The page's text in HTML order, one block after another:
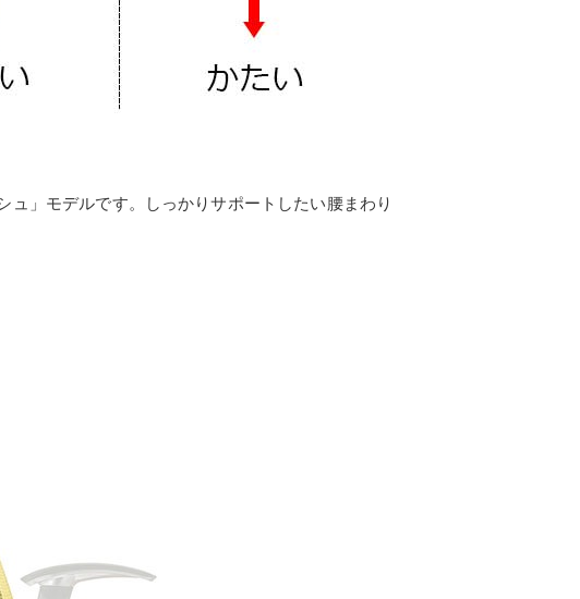
」モデルです。しっかりサポートしたい腰まわり